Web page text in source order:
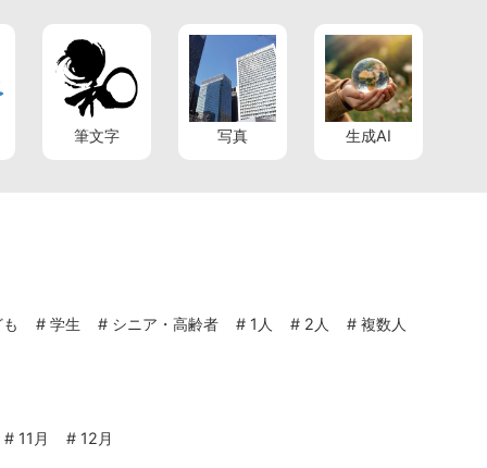
筆文字 写真 生成AI
# 学生 # シニア・高齢者 # 1人 # 2人 # 複数人
# 11月 # 12月